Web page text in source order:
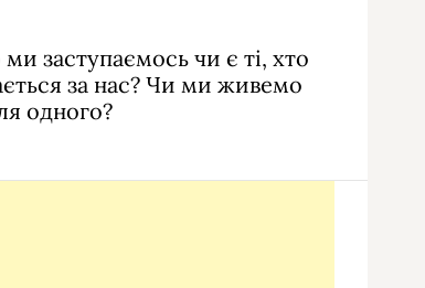
ми заступаємось чи є ті, хто
за нас? Чи ми живемо
одного?